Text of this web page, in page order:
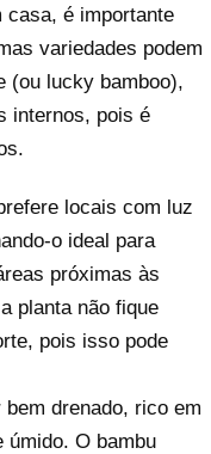
casa, é importante
variedades podem
(ou lucky bamboo),
internos, pois é
locais com luz
o ideal para
próximas às
planta não fique
pois isso pode
drenado, rico em
úmido. O bambu